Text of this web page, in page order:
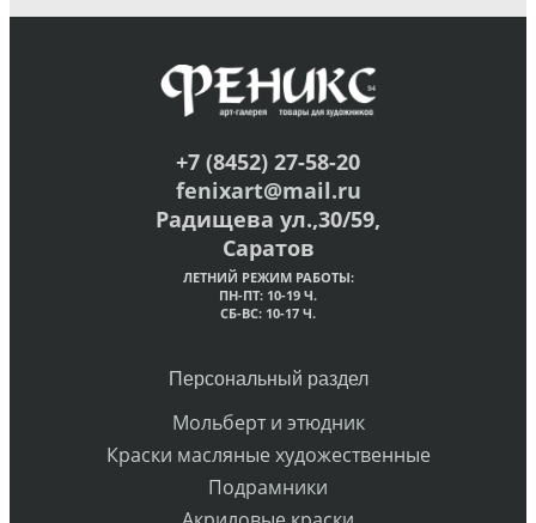
+7 (8452) 27-58-20
fenixart@mail.ru
Радищева ул.,30/59,
Саратов
ЛЕТНИЙ РЕЖИМ РАБОТЫ:
ПН-ПТ: 10-19 Ч.
СБ-ВС: 10-17 Ч.
Персональный раздел
Мольберт и этюдник
Краски масляные художественные
Подрамники